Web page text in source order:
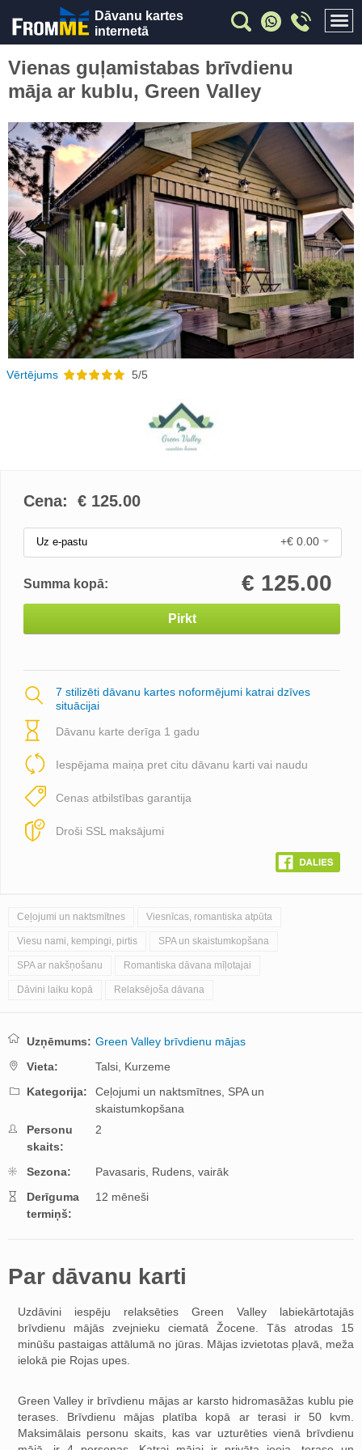
Dāvanu kartes
internetā
Vienas guļamistabas brīvdienu
māja ar kublu, Green Valley
Previous
Vērtējums 5/5
Cena: € 125.00
Uz e-pastu +€ 0.00
Summa kopā: € 125.00
Pirkt
7 stilizēti dāvanu kartes noformējumi katrai dzīves
situācijai
Dāvanu karte derīga 1 gadu
Iespējama maiņa pret citu dāvanu karti vai naudu
Cenas atbilstības garantija
Droši SSL maksājumi
Ceļojumi un naktsmītnes Viesnīcas, romantiska atpūta
Viesu nami, kempingi, pirtis SPA un skaistumkopšana
SPA ar nakšņošanu Romantiska dāvana mīļotajai
Dāvini laiku kopā Relaksējoša dāvana
Uzņēmums: Green Valley brīvdienu mājas
Vieta:
Talsi, Kurzeme
Kategorija:
Ceļojumi un naktsmītnes, SPA un
skaistumkopšana
Personu
skaits:
2
Sezona: Pavasaris, Rudens, vairāk
Derīguma
termiņš:
12 mēneši
Par dāvanu karti
Uzdāvini iespēju relaksēties Green Valley labiekārtotajās
brīvdienu mājās zvejnieku ciematā Žocene. Tās atrodas 15
minūšu pastaigas attālumā no jūras. Mājas izvietotas pļavā, meža
ielokā pie Rojas upes.
Green Valley ir brīvdienu mājas ar karsto hidromasāžas kublu pie
terases. Brīvdienu mājas platība kopā ar terasi ir 50 kvm.
Maksimālais personu skaits, kas var uzturēties vienā brīvdienu